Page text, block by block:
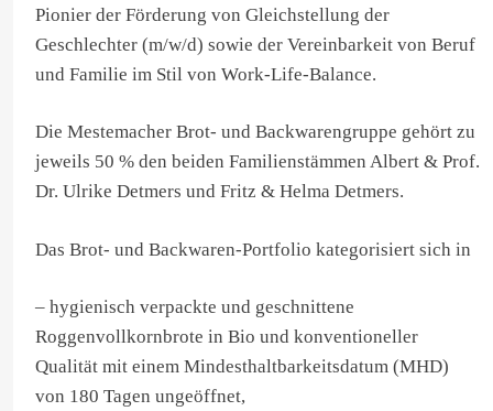
Pionier der Förderung von Gleichstellung der
Geschlechter (m/w/d) sowie der Vereinbarkeit von Beruf
und Familie im Stil von Work-Life-Balance.
Die Mestemacher Brot- und Backwarengruppe gehört zu
jeweils 50 % den beiden Familienstämmen Albert & Prof.
Dr. Ulrike Detmers und Fritz & Helma Detmers.
Das Brot- und Backwaren-Portfolio kategorisiert sich in
– hygienisch verpackte und geschnittene
Roggenvollkornbrote in Bio und konventioneller
Qualität mit einem Mindesthaltbarkeitsdatum (MHD)
von 180 Tagen ungeöffnet,